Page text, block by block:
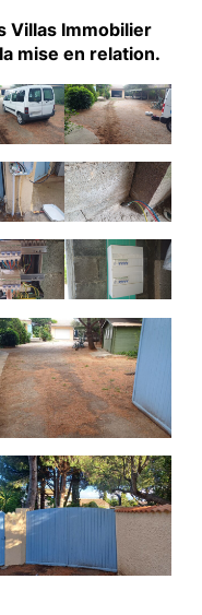
Villas Immobilier
mise en relation.